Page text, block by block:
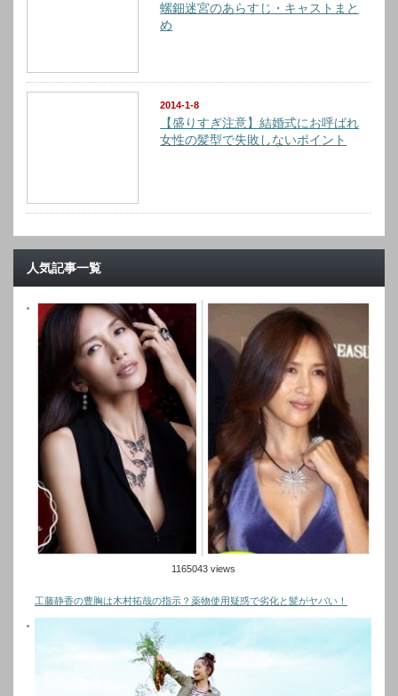
螺鈿迷宮のあらすじ・キャストまと
め
2014-1-8
【盛りすぎ注意】結婚式にお呼ばれ
女性の髪型で失敗しないポイント
人気記事一覧
1165043 views
工藤静香の豊胸は木村拓哉の指示？薬物使用疑惑で劣化と髪がヤバい！